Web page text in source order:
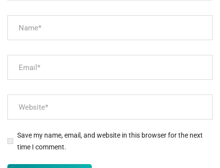
Save my name, email, and website in this browser for the next
time I comment.